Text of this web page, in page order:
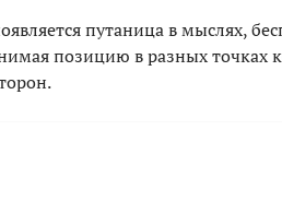
путаница в мыслях,
позицию в разных точках